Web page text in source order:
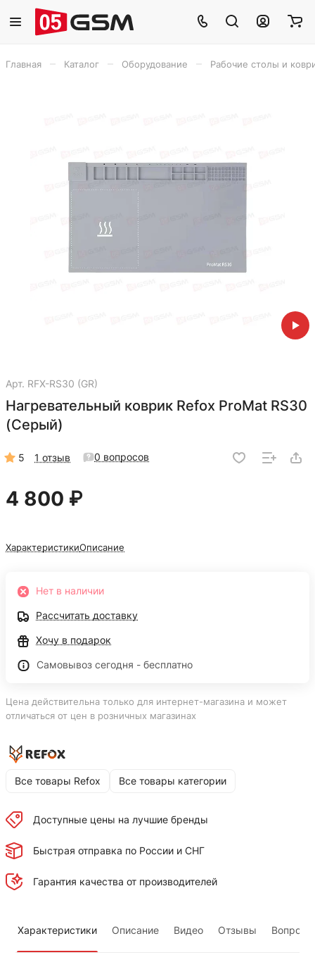
Главная Каталог Оборудование Рабочие столы и
Арт. RFX-RS30 (GR)
Нагревательный коврик Refox ProMat RS30
(Серый)
5 1 отзыв 0 вопросов
4 800 ₽
ХарактеристикиОписание
Нет в наличии
Рассчитать доставку
Хочу в подарок
Самовывоз сегодня - бесплатно
Цена действительна только для интернет-магазина и может
отличаться от цен в розничных магазинах
Все товары Refox Все товары категории
Доступные цены на лучшие бренды
Быстрая отправка по России и СНГ
Гарантия качества от производителей
Характеристики Описание Видео Отзывы Вопросы